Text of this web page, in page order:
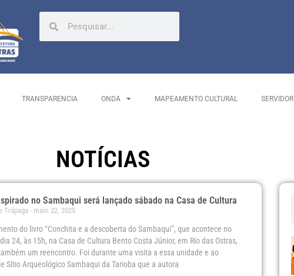
TRANSPARENCIA ONDA MAPEAMENTO CULTURAL SERVIDOR
NOTÍCIAS
no Sambaqui será lançado sábado na Casa de Cultura
Trápaga maio 22, 2025
do livro “Conchita e a descoberta do Sambaqui”, que acontece no
24, às 15h, na Casa de Cultura Bento Costa Júnior, em Rio das Ostras,
um reencontro. Foi durante uma visita a essa unidade e ao
Sítio Arqueológico Sambaqui da Tarioba que a autora